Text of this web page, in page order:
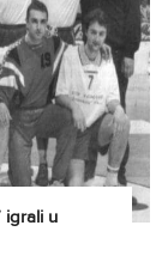
igrali u